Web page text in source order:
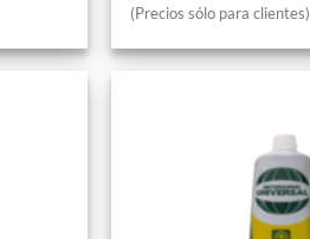
(Precios sólo para clientes)